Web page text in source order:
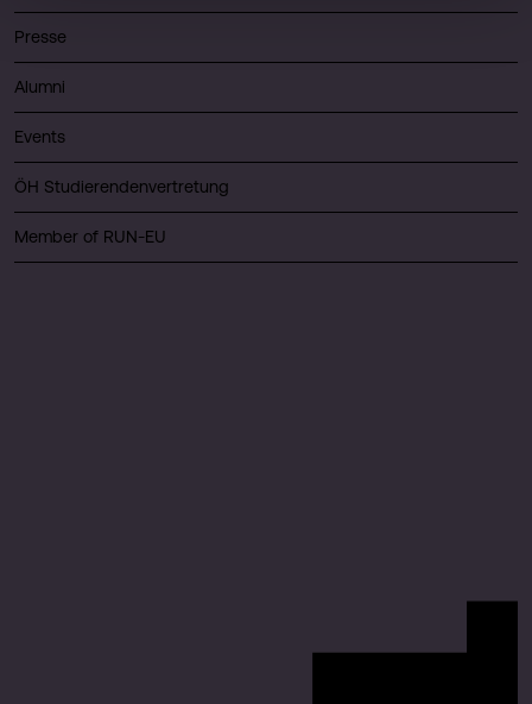
Presse
Alumni
Events
ÖH Studierendenvertretung
Member of RUN-EU